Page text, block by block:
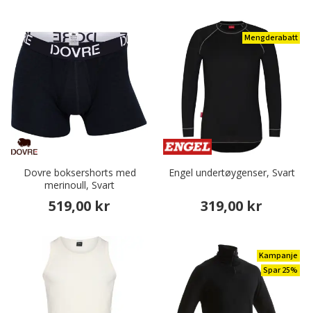
Dovre boksershorts med
merinoull, Svart
519,00 kr
Mengderabatt
Engel undertøygenser, Svart
319,00 kr
Kampanje
Spar 25%